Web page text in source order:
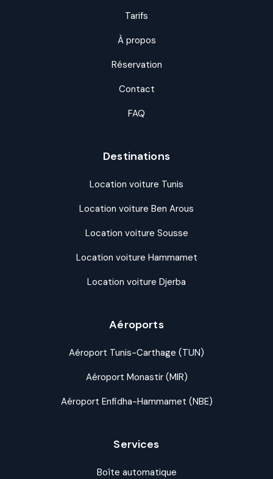
Tarifs
À propos
Réservation
Contact
FAQ
Destinations
Location voiture Tunis
Location voiture Ben Arous
Location voiture Sousse
Location voiture Hammamet
Location voiture Djerba
Aéroports
Aéroport Tunis-Carthage (TUN)
Aéroport Monastir (MIR)
Aéroport Enfidha-Hammamet (NBE)
Services
Boîte automatique